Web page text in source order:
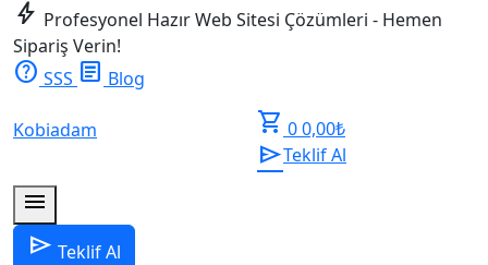
bolt Profesyonel Hazır Web Sitesi Çözümleri - Hemen
Sipariş Verin!
help SSS article Blog
Kobiadam shopping_cart 00,00₺
sendTeklif Al
menu
send Teklif Al